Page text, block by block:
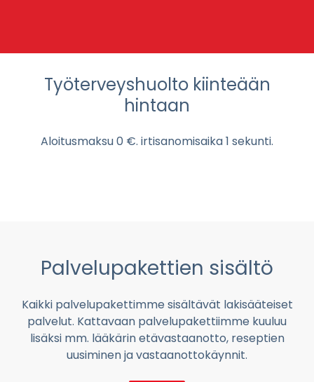
Työterveyshuolto kiinteään
hintaan
Aloitusmaksu 0 €. irtisanomisaika 1 sekunti.
Palvelupakettien sisältö
Kaikki palvelupakettimme sisältävät lakisääteiset
palvelut. Kattavaan palvelupakettiimme kuuluu
lisäksi mm. lääkärin etävastaanotto, reseptien
uusiminen ja vastaanottokäynnit.